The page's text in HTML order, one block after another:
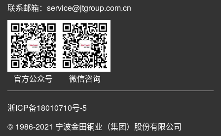
联系邮箱：service@jtgroup.com.cn
官方公众号 微信咨询
浙ICP备18010710号-5
© 1986-2021 宁波金田铜业（集团）股份有限公司